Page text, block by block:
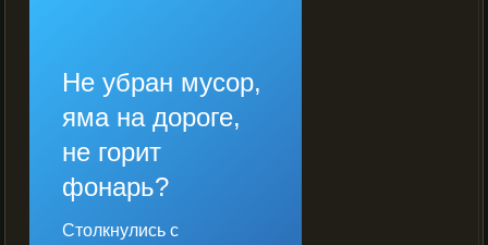
Не убран мусор,
яма на дороге,
не горит
фонарь?
Столкнулись с